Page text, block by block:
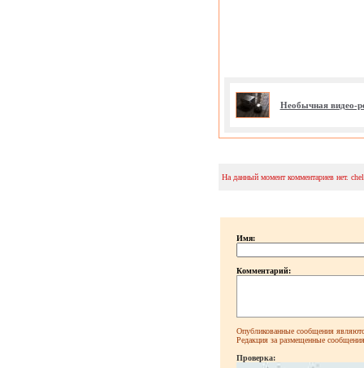
Необычная видео-
На данный момент комментариев нет.
Имя:
Комментарий:
Опубликованные сообщения
Редакция за размещенные сообщения
Проверка: